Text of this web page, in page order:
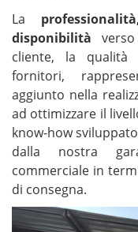
La
disponibilità
cliente, la qualità
fornitori,
aggiunto nella
ad ottimizzare il
know-how
dalla nostra
commerciale in
di consegna.